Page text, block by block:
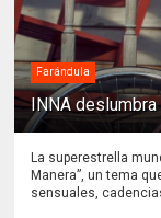
Farándula
INNA deslumbra
La superestrella
Manera”, un tema
sensuales, cadencias